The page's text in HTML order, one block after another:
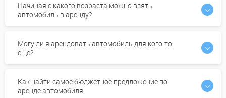
Начиная с какого возраста можно взять
автомобиль в аренду?
Могу ли я арендовать автомобиль для кого-то
еще?
Как найти самое бюджетное предложение по
аренде автомобиля